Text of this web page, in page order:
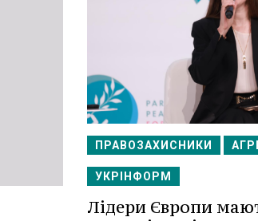
ПРАВОЗАХИСНИКИ
УКРІНФОРМ
Лідери Європи